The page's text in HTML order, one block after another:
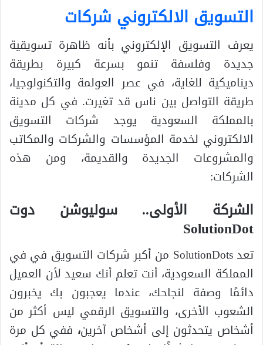
التسويق الالكتروني شركات
يعرف التسويق الإلكتروني بأنه ظاهرة تسويقية
جديدة وفلسفة تنمو بسرعة كبيرة بطريقة
ديناميكية للغاية، في عصر العولمة والتكنولوجيا،
طريقة التواصل بين ناس قد تغيرت. في كل مدينة
بالمملكة السعودية يوجد شركات التسويق
الالكتروني لخدمة المؤسسات والشركات والمكاتب
والمشروعات الجديدة والقديمة، ومن هذه
الشركات:
الشركة الأولى.. سوليوشن دوت
SolutionDot
تعد SolutionDots من أكبر شركات التسويق في في
المملكة السعودية، أنت تعلم أنك سعيد لأن العميل
دائمًا وصفة لنجاحك، عندما يعجبون بك يخبرون
الشعوب الأخرى، والتسويق الرقمي ليس أكثر من
أشخاص يتحدثون إلى أشخاص آخرين، ففي كل مرة